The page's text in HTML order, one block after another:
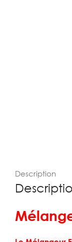
Description